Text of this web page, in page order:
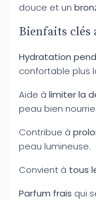
douce et un
Bienfaits clés
Hydratation
confortable plus
Aide à limiter la
peau bien nourrie.
Contribue à
peau lumineuse.
Convient à tous
Parfum frais qui